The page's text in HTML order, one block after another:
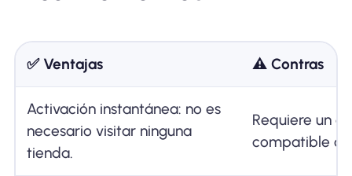
✅ Ventajas ⚠️ Contras
Activación instantánea: no es
necesario visitar ninguna
tienda.
Requiere un
compatible